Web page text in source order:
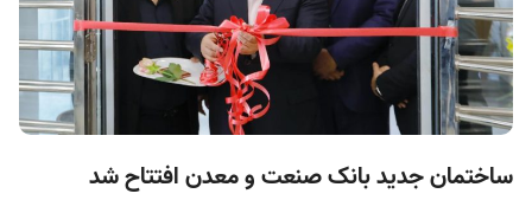
ساختمان جدید بانک صنعت و معدن افتتاح شد